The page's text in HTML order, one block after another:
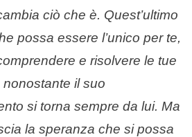
ciò che è. Quest’ultimo
possa essere l’unico per te,
e risolvere le tue
il suo
si torna sempre da lui. Ma
la speranza che si possa